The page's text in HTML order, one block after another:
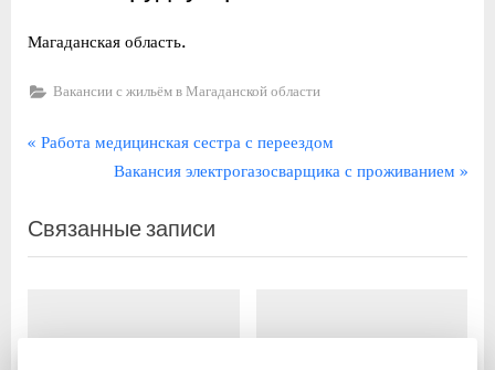
Магаданская область.
Вакансии с жильём в Магаданской области
Навигация
записям
П
д
ы
щ
Работа медицинская сестра с переездом
С
е
д
щ
Вакансия электрогазосварщика с проживанием
Связанные записи